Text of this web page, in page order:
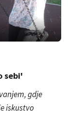
sebi'
gdje
iskustvo